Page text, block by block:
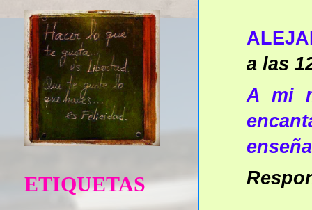
a las
A mi
ETIQUETAS